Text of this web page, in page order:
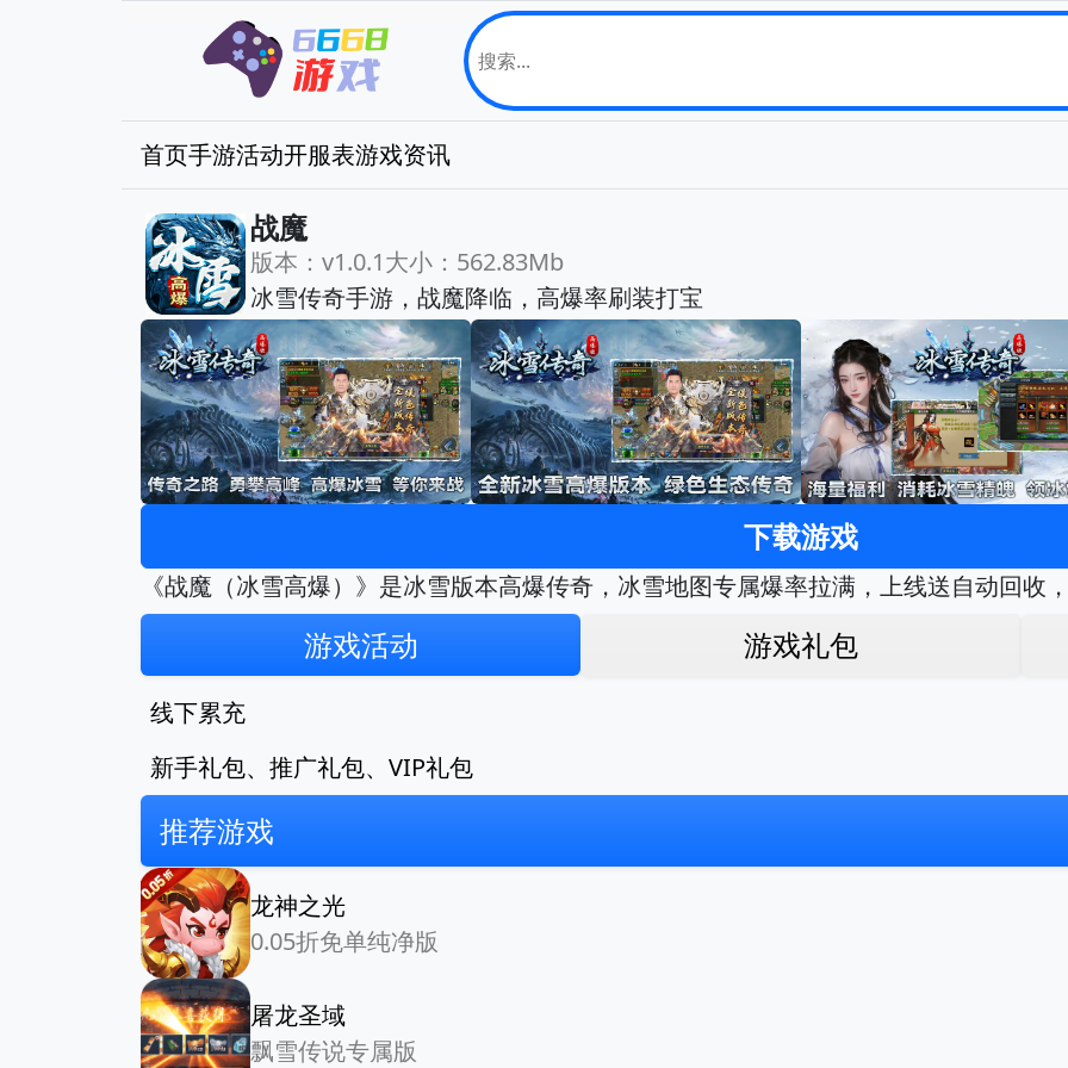
首页手游活动开服表游戏资讯
战魔
版本：v1.0.1大小：562.83Mb
冰雪传奇手游，战魔降临，高爆率刷装打宝
下载游戏
《战魔（冰雪高爆）》是冰雪版本高爆传奇，冰雪地图专属爆率拉满，上线送自动回收
游戏活动 游戏礼包
线下累充
新手礼包、推广礼包、VIP礼包
推荐游戏
龙神之光
0.05折免单纯净版
屠龙圣域
飘雪传说专属版